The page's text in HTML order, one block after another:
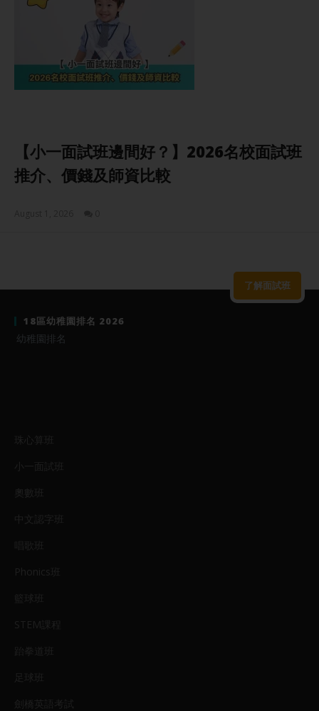
了解面試班
【小一面試班邊間好？】2026名校面試班
推介、價錢及師資比較
18區幼稚園排名 2026
幼稚園排名